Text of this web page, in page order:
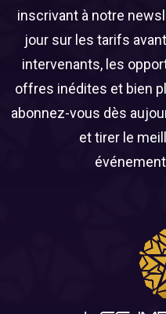
inscrivant à notre
jour sur les tarifs
intervenants, les
offres inédites et bien
abonnez-vous dès
et tirer le